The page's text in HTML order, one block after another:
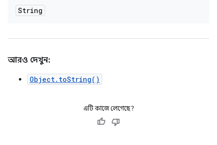
String
আরও দেখুন:
Object.toString()
এটি কাজে লেগেছে?